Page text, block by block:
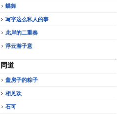
蝶舞
写字这么私人的事
此岸的二重奏
浮云游子意
同道
盖房子的粽子
相见欢
石可